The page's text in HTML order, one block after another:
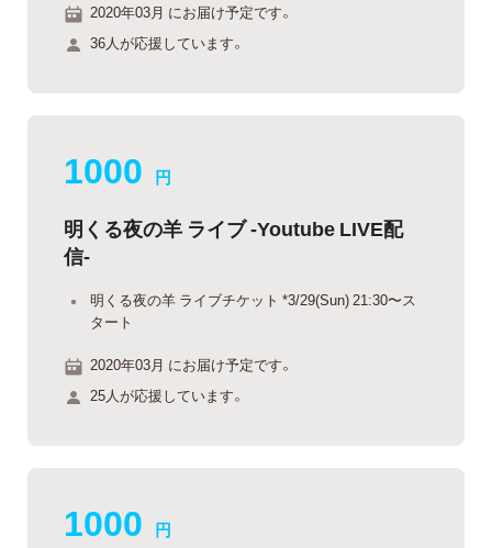
2020年03月 にお届け予定です。
36人が応援しています。
1000 円
明くる夜の羊 ライブ -Youtube LIVE配
信-
明くる夜の羊 ライブチケット *3/29(Sun) 21:30〜ス
タート
2020年03月 にお届け予定です。
25人が応援しています。
1000 円